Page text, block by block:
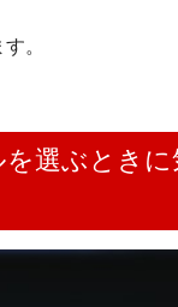
。
選ぶとき